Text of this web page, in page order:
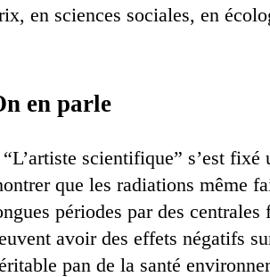
en sciences sociales, en
en parle
“L’artiste scientifique” s’est
que les radiations même
périodes par des
avoir des effets négatifs
pan de la santé